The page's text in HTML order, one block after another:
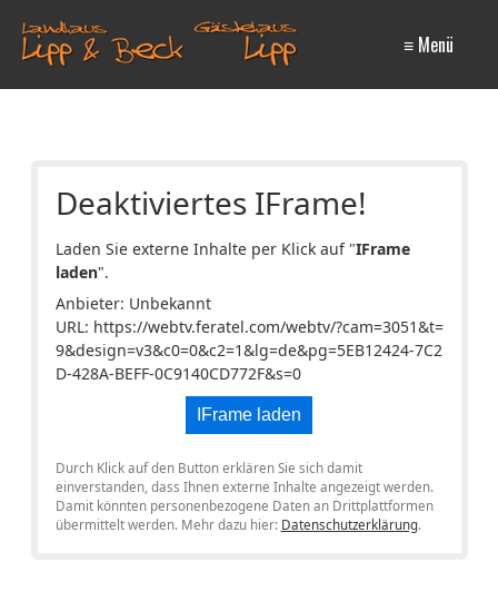
≡ Menü
Deaktiviertes IFrame!
Laden Sie externe Inhalte per Klick auf "IFrame
laden".
Anbieter: Unbekannt
URL: https://webtv.feratel.com/webtv/?cam=3051&t=
9&design=v3&c0=0&c2=1&lg=de&pg=5EB12424-7C2
D-428A-BEFF-0C9140CD772F&s=0
IFrame laden
Durch Klick auf den Button erklären Sie sich damit
einverstanden, dass Ihnen externe Inhalte angezeigt werden.
Damit könnten personenbezogene Daten an Drittplattformen
übermittelt werden. Mehr dazu hier: Datenschutzerklärung.